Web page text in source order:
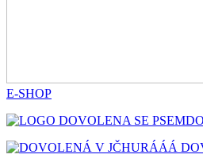
E-SHOP
HURÁÁÁ